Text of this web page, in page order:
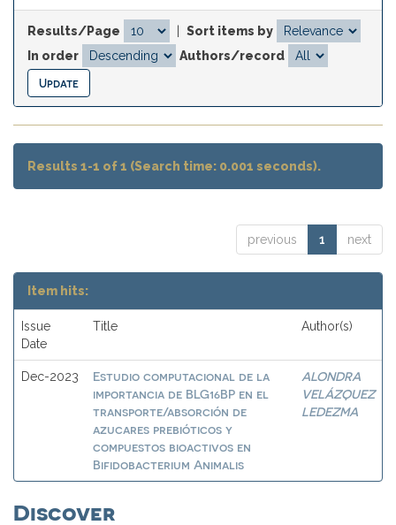
Results/Page
Sort items by
In order
Authors/record
Results 1-1 of 1 (Search time: 0.001 seconds).
previous 1 next
Item hits:
Issue
Date
Title Author(s)
Dec-2023
Estudio computacional de la
importancia de BLG16BP en el
transporte/absorción de
azucares prebióticos y
compuestos bioactivos en
Bifidobacterium Animalis
ALONDRA
VELÁZQUEZ
LEDEZMA
Discover